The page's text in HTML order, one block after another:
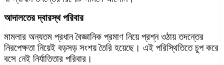
আদালতের দ্বারস্থ পরিবার
মামলার অন্যতম প্রধান বৈজ্ঞানিক প্রমাণ নিয়ে প্রশ্ন ওঠায় তদন্তের
নিরপেক্ষতা নিয়েই বড়সড় সংশয় তৈরি হয়েছে। এই পরিস্থিতিতে চুপ করে
বসে নেই নির্যাতিতার পরিবার।